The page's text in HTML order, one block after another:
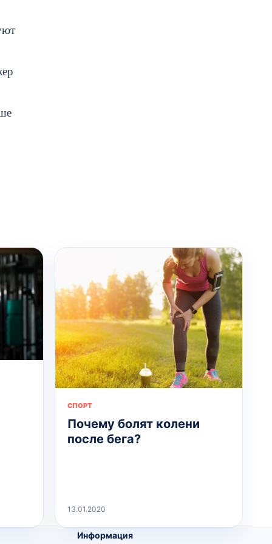
СПОРТ
Почему болят колени
после бега?
13.01.2020
Информация